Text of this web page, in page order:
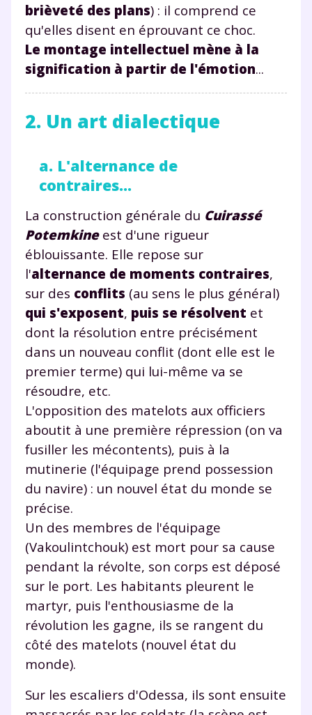
brièveté des plans) : il comprend ce
qu'elles disent en éprouvant ce choc.
Le montage intellectuel mène à la
signification à partir de l'émotion...
2. Un art dialectique
a. L'alternance de
contraires...
La construction générale du Cuirassé
Potemkineest d'une rigueur
éblouissante. Elle repose sur
l'alternance de moments contraires,
sur des conflits (au sens le plus général)
qui s'exposent, puis se résolvent et
dont la résolution entre précisément
dans un nouveau conflit (dont elle est le
premier terme) qui lui-même va se
résoudre, etc.
L'opposition des matelots aux officiers
aboutit à une première répression (on va
fusiller les mécontents), puis à la
mutinerie (l'équipage prend possession
du navire) : un nouvel état du monde se
précise.
Un des membres de l'équipage
(Vakoulintchouk) est mort pour sa cause
pendant la révolte, son corps est déposé
sur le port. Les habitants pleurent le
martyr, puis l'enthousiasme de la
révolution les gagne, ils se rangent du
côté des matelots (nouvel état du
monde).
Sur les escaliers d'Odessa, ils sont ensuite